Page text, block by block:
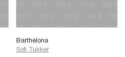
Barthelona
Sofi Tukker